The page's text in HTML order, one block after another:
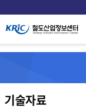
기술자료